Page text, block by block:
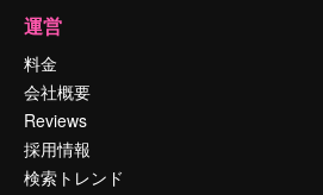
運営
料金
会社概要
Reviews
採用情報
検索トレンド